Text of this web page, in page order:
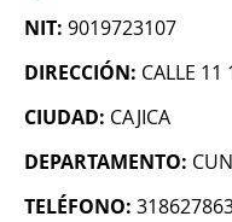
NIT: 9019723107
DIRECCIÓN: CALLE 11
CIUDAD: CAJICA
DEPARTAMENTO:
TELÉFONO: